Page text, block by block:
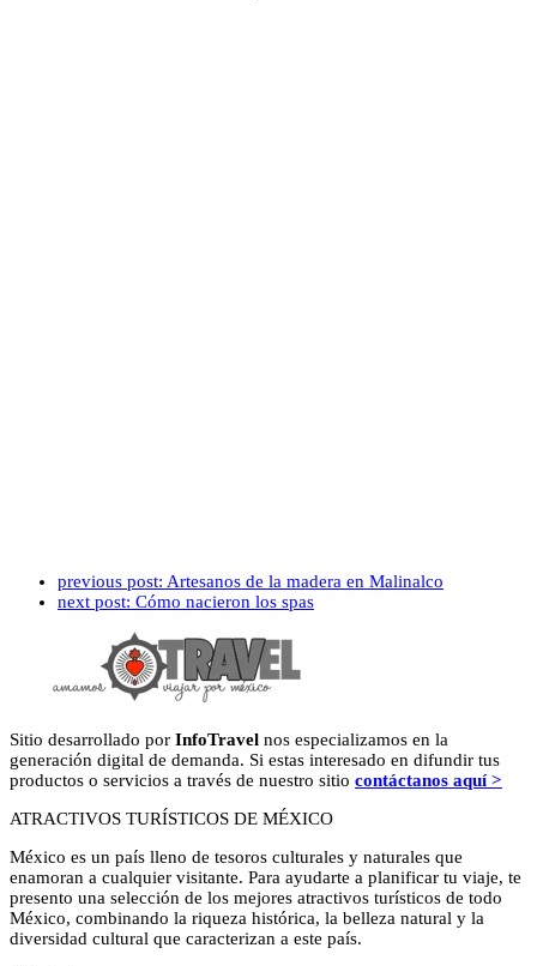
previous post: Artesanos de la madera en Malinalco
next post: Cómo nacieron los spas
Sitio desarrollado por InfoTravel nos especializamos en la
generación digital de demanda. Si estas interesado en difundir tus
productos o servicios a través de nuestro sitio contáctanos aquí >
ATRACTIVOS TURÍSTICOS DE MÉXICO
México es un país lleno de tesoros culturales y naturales que
enamoran a cualquier visitante. Para ayudarte a planificar tu viaje, te
presento una selección de los mejores atractivos turísticos de todo
México, combinando la riqueza histórica, la belleza natural y la
diversidad cultural que caracterizan a este país.